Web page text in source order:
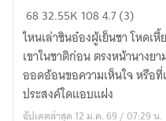
หวน
คืน
ครา
นี้
มิ
อาจ
6832.55K 1084.7 (3)
ไหนเล่าชินอ๋องผู้เย็นชา โหดเ
เขาในชาติก่อน ตรงหน้านาง
ออดอ้อนขอความเห็นใจ หรือที่
ประสงค์ใดแอบแฝง
อัปเดตล่าสุด 12 ม.ค. 69 / 07:29 น.